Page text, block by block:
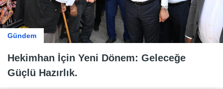
Gündem
Hekimhan İçin Yeni Dönem: Geleceğe
Güçlü Hazırlık.